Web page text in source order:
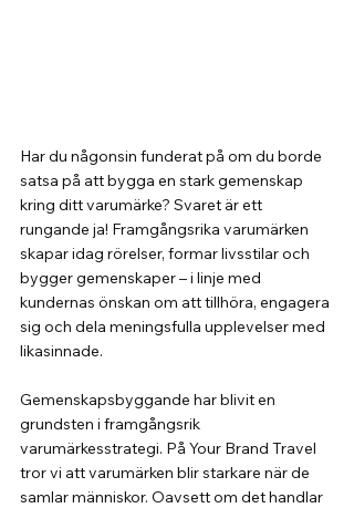
Har du någonsin funderat på om du borde
satsa på att bygga en stark gemenskap
kring ditt varumärke? Svaret är ett
rungande ja! Framgångsrika varumärken
skapar idag rörelser, formar livsstilar och
bygger gemenskaper – i linje med
kundernas önskan om att tillhöra, engagera
sig och dela meningsfulla upplevelser med
likasinnade.
Gemenskapsbyggande har blivit en
grundsten i framgångsrik
varumärkesstrategi. På Your Brand Travel
tror vi att varumärken blir starkare när de
samlar människor. Oavsett om det handlar